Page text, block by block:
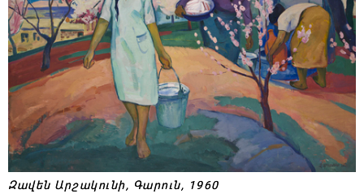
Զավեն Արշակունի, Գարուն, 1960